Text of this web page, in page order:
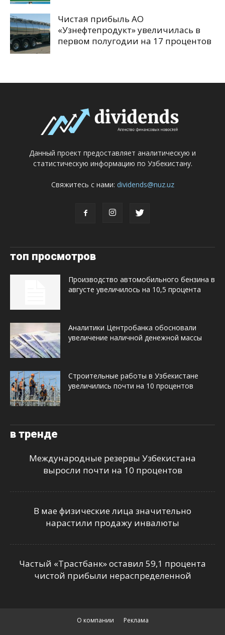
Чистая прибыль АО
«Узнефтепродукт» увеличилась в
первом полугодии на 17 процентов
Данный проект предоставляет аналитическую и
статистическую информацию по Узбекистану.
Свяжитесь с нами: dividends@nuz.uz
топ просмотров
Производство автомобильного бензина в
августе увеличилось на 10,5 процента
Аналитики Центробанка обосновали
увеличение наличной денежной массы
Строительные работы в Узбекистане
увеличились почти на 10 процентов
в тренде
Международные резервы Узбекистана
выросли почти на 10 процентов
В мае физические лица значительно
нарастили продажу инвалюты
Частый «Трастбанк» оставил 59,1 процента
чистой прибыли нераспределенной
О компании Реклама